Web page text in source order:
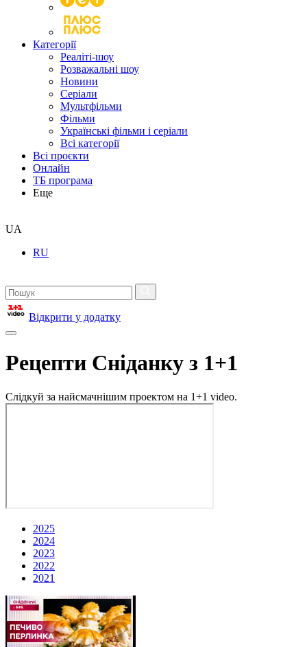
Категорії
Реаліті-шоу
Розважальні шоу
Новини
Серіали
Мультфільми
Фільми
Українські фільми і серіали
Всі категорії
Всі проєкти
Онлайн
ТБ програма
Еще
UA
RU
Відкрити у додатку
Рецепти Сніданку з 1+1
Слідкуй за найсмачнішим проектом на 1+1 video.
2025
2024
2023
2022
2021